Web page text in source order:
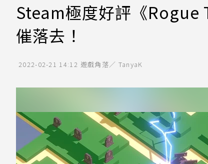
Steam極度好評《Rogue
催落去！
2022-02-21 14:12 遊戲角落／ TanyaK